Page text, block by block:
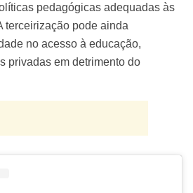
pedagógicas adequadas às
terceirização pode ainda
no acesso à educação,
privadas em detrimento do